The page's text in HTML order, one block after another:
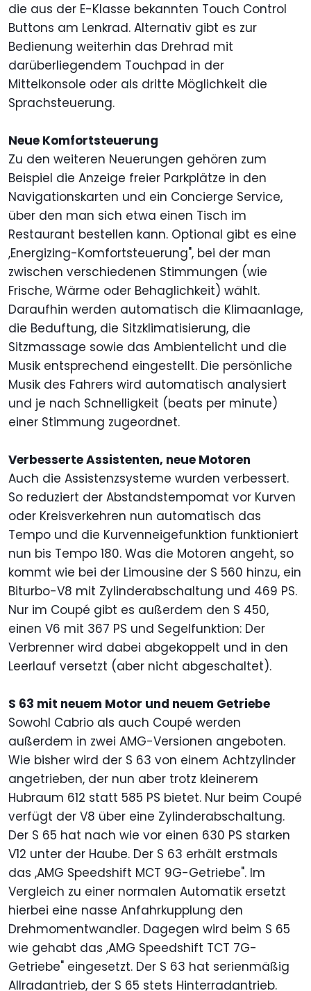
die aus der E-Klasse bekannten Touch Control
Buttons am Lenkrad. Alternativ gibt es zur
Bedienung weiterhin das Drehrad mit
darüberliegendem Touchpad in der
Mittelkonsole oder als dritte Möglichkeit die
Sprachsteuerung.
Neue Komfortsteuerung
Zu den weiteren Neuerungen gehören zum
Beispiel die Anzeige freier Parkplätze in den
Navigationskarten und ein Concierge Service,
über den man sich etwa einen Tisch im
Restaurant bestellen kann. Optional gibt es eine
,Energizing-Komfortsteuerung", bei der man
zwischen verschiedenen Stimmungen (wie
Frische, Wärme oder Behaglichkeit) wählt.
Daraufhin werden automatisch die Klimaanlage,
die Beduftung, die Sitzklimatisierung, die
Sitzmassage sowie das Ambientelicht und die
Musik entsprechend eingestellt. Die persönliche
Musik des Fahrers wird automatisch analysiert
und je nach Schnelligkeit (beats per minute)
einer Stimmung zugeordnet.
Verbesserte Assistenten, neue Motoren
Auch die Assistenzsysteme wurden verbessert.
So reduziert der Abstandstempomat vor Kurven
oder Kreisverkehren nun automatisch das
Tempo und die Kurvenneigefunktion funktioniert
nun bis Tempo 180. Was die Motoren angeht, so
kommt wie bei der Limousine der S 560 hinzu, ein
Biturbo-V8 mit Zylinderabschaltung und 469 PS.
Nur im Coupé gibt es außerdem den S 450,
einen V6 mit 367 PS und Segelfunktion: Der
Verbrenner wird dabei abgekoppelt und in den
Leerlauf versetzt (aber nicht abgeschaltet).
S 63 mit neuem Motor und neuem Getriebe
Sowohl Cabrio als auch Coupé werden
außerdem in zwei AMG-Versionen angeboten.
Wie bisher wird der S 63 von einem Achtzylinder
angetrieben, der nun aber trotz kleinerem
Hubraum 612 statt 585 PS bietet. Nur beim Coupé
verfügt der V8 über eine Zylinderabschaltung.
Der S 65 hat nach wie vor einen 630 PS starken
V12 unter der Haube. Der S 63 erhält erstmals
das ,AMG Speedshift MCT 9G-Getriebe". Im
Vergleich zu einer normalen Automatik ersetzt
hierbei eine nasse Anfahrkupplung den
Drehmomentwandler. Dagegen wird beim S 65
wie gehabt das ,AMG Speedshift TCT 7G-
Getriebe" eingesetzt. Der S 63 hat serienmäßig
Allradantrieb, der S 65 stets Hinterradantrieb.